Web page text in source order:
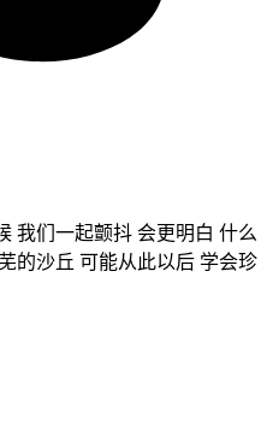
我们一起颤抖 会更明白 什么
的沙丘 可能从此以后 学会珍